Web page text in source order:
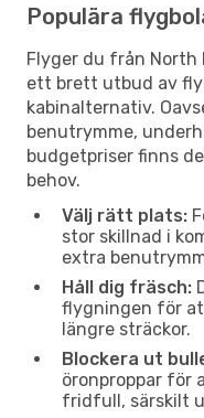
Populära
Flyger du från North
ett brett utbud av
kabinalternativ.
benutrymme,
budgetpriser finns
behov.
Välj rätt plats:
stor skillnad i
extra
Håll dig fräsch:
flygningen för
längre sträckor.
Blockera ut
öronproppar för
fridfull, särskilt